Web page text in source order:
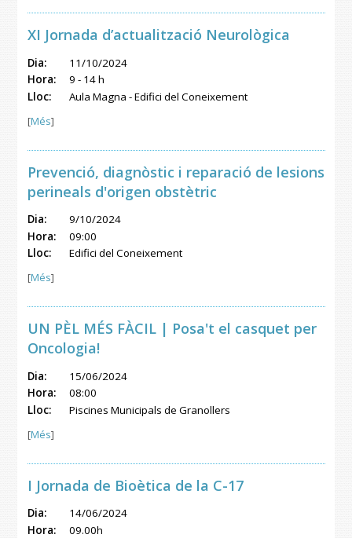
XI Jornada d’actualització Neurològica
Dia:
11/10/2024
Hora:
9 - 14 h
Lloc:
Aula Magna - Edifici del Coneixement
[Més]
Prevenció, diagnòstic i reparació de lesions
perineals d'origen obstètric
Dia:
9/10/2024
Hora:
09:00
Lloc:
Edifici del Coneixement
[Més]
UN PÈL MÉS FÀCIL | Posa't el casquet per
Oncologia!
Dia:
15/06/2024
Hora:
08:00
Lloc:
Piscines Municipals de Granollers
[Més]
I Jornada de Bioètica de la C-17
Dia:
14/06/2024
Hora:
09.00h